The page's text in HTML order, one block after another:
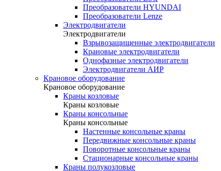
Преобразователи HYUNDAI
Преобразователи Lenze
Электродвигатели
Электродвигатели
Взрывозащищенные электродвигатели
Крановые электродвигатели
Однофазные электродвигатели
Электродвигатели АИР
Крановое оборудование
Крановое оборудование
Краны козловые
Краны козловые
Краны консольные
Краны консольные
Настенные консольные краны
Передвижные консольные краны
Поворотные консольные краны
Стационарные консольные краны
Краны полукозловые